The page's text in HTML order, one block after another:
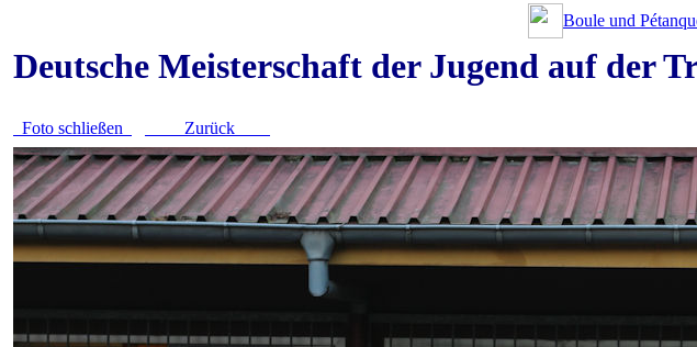
Boule und
Deutsche Meisterschaft der Jugend auf der
Foto schließen Zurück